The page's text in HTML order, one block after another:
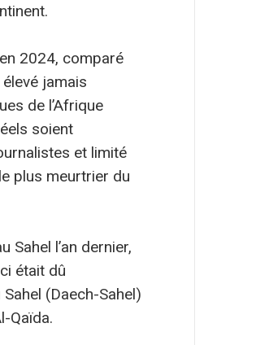
2024, comparé
jamais
de l’Afrique
soient
et limité
plus meurtrier du
Sahel l’an dernier,
était dû
(Daech-Sahel)
Qaïda.